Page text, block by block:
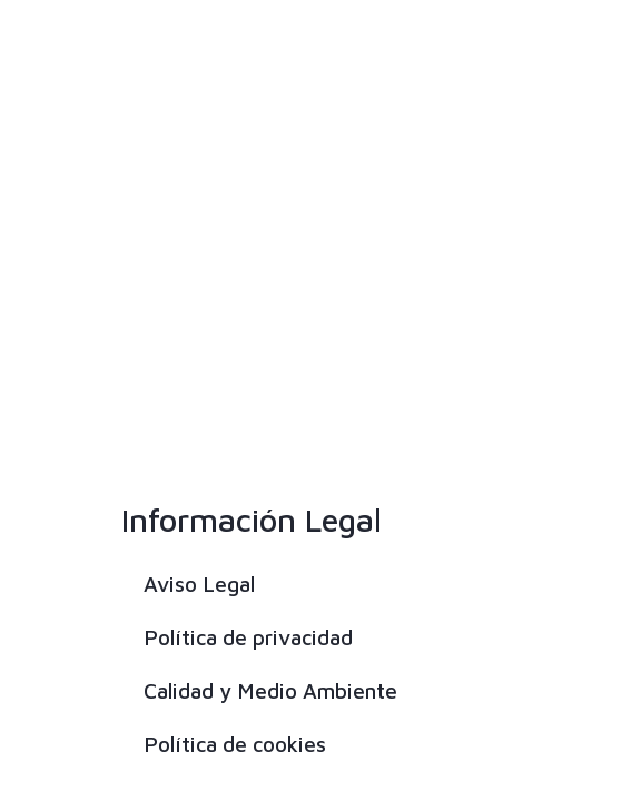
Información Legal
Aviso Legal
Política de privacidad
Calidad y Medio Ambiente
Política de cookies